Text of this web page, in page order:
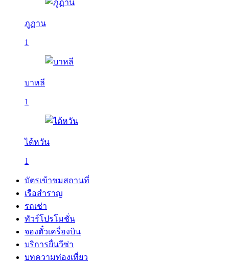
ภูฏาน
1
บาหลี
1
ไต้หวัน
1
บัตรเข้าชมสถานที่
เรือสำราญ
รถเช่า
ทัวร์โปรโมชั่น
จองตั๋วเครื่องบิน
บริการยื่นวีซ่า
บทความท่องเที่ยว